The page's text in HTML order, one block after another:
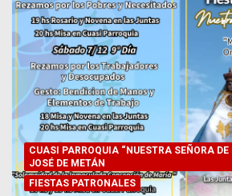
CUASI PARROQUIA “NUESTRA SEÑORA
JOSÉ DE METÁN
FIESTAS PATRONALES